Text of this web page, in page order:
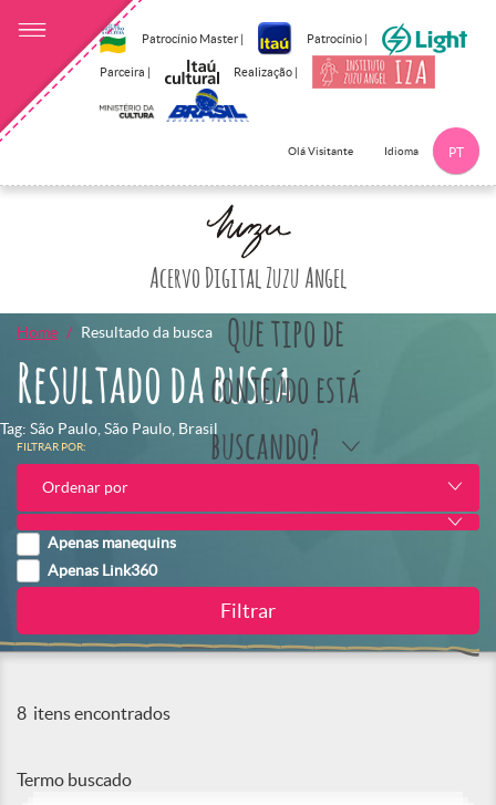
Patrocínio Master | Patrocínio |
Parceira | Realização |
Olá Visitante Idioma PT
Acervo Digital Zuzu Angel
Que tipo de
conteúdo está
buscando?
Home Resultado da busca
Resultado da busca
Tag: São Paulo, São Paulo, Brasil
FILTRAR POR:
Ordenar por
Apenas manequins
Apenas Link360
8 itens encontrados
Termo buscado